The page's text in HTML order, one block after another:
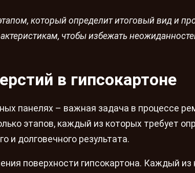
который определит итоговый вид и
чтобы избежать
в гипсокартоне
панелях – важная задача в процессе
этапов, каждый из которых требует
и долговечного результата.
поверхности гипсокартона. Каждый из